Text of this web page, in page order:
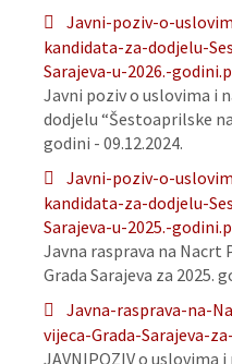
Javni-poziv-o-
kandidata-za-dodjelu-
Sarajeva-u-2026.-
Javni poziv o uslovima i
dodjelu “Šestoaprilske
godini - 09.12.2024.
Javni-poziv-o-
kandidata-za-dodjelu-
Sarajeva-u-2025.-
Javna rasprava na Nacrt
Grada Sarajeva za 2025.
Javna-rasprava-na-
vijeca-Grada-Sarajeva-
JAVNIPOZIV o uslovima